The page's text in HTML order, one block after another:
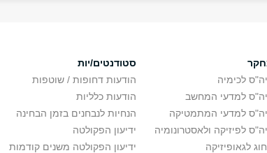
לכימיה
למדעי המחשב
למדעי המתמטיקה
לפיזיקה ולאסטרונומיה
לגאופיזיקה
סטודנטים/יות
הודעות דחופות / שוטפות
הודעות כלליות
הנחיות לנבחנים בזמן הבחינה
ידיעון הפקולטה
ידיעון הפקולטה משנים קודמות